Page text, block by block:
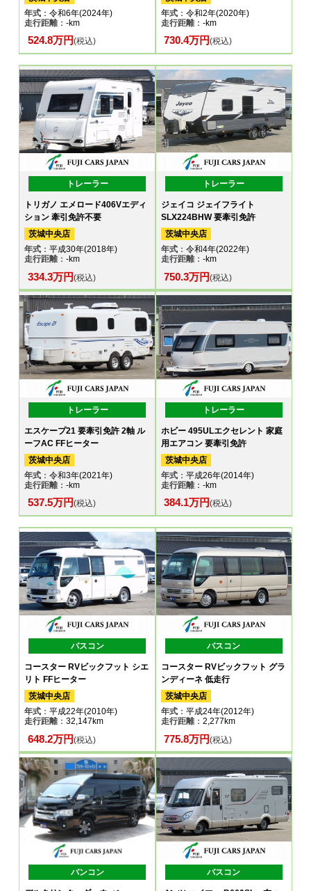
年式 ：令和6年(2024年)
走行距離：-km
524.8万円(税込)
年式：令和2年(2020年)
走行距離：-km
730.4万円(税込)
トレーラー
トリガノ エメロード406Vエディ
ション 牽引免許不要
茨城中央店
年式 ：平成30年(2018年)
走行距離：-km
334.3万円(税込)
トレーラー
ジェイコ ジェイフライト
SLX224BHW 要牽引免許
茨城中央店
年式：令和4年(2022年)
走行距離：-km
750.3万円(税込)
トレーラー
エスケープ21 要牽引免許 2軸 ル
ーフAC FFヒーター
茨城中央店
年式 ：令和3年(2021年)
走行距離：-km
537.5万円(税込)
トレーラー
ホビー 495ULエクセレント 家庭
用エアコン 要牽引免許
茨城中央店
年式：平成26年(2014年)
走行距離：-km
384.1万円(税込)
バスコン
コースター RVビックフット シエ
リト FFヒーター
茨城中央店
年式 ：平成22年(2010年)
走行距離：32,147km
648.2万円(税込)
バスコン
コースター RVビックフット グラ
ンディーネ 低走行
茨城中央店
年式：平成24年(2012年)
走行距離：2,277km
775.8万円(税込)
バンコン バスコン